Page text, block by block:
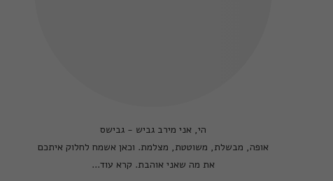
הי, אני מירב גביש - גבישס
אופה, מבשלת, משוטטת, מצלמת. וכאן אשמח לחלוק איתכם
את מה שאני אוהבת. קרא עוד...